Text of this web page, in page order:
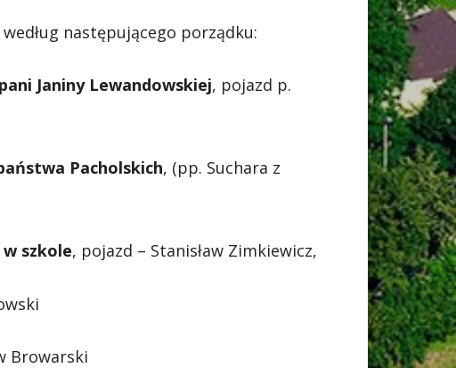
następującego porządku:
Janiny Lewandowskiej, pojazd p.
Pacholskich, (pp. Suchara z
szkole, pojazd – Stanisław Zimkiewicz,
Browarski